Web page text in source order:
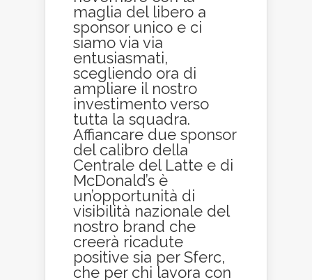
maglia del libero a
sponsor unico e ci
siamo via via
entusiasmati,
scegliendo ora di
ampliare il nostro
investimento verso
tutta la squadra.
Affiancare due sponsor
del calibro della
Centrale del Latte e di
McDonald’s è
un’opportunità di
visibilità nazionale del
nostro brand che
creerà ricadute
positive sia per Sferc,
che per chi lavora con